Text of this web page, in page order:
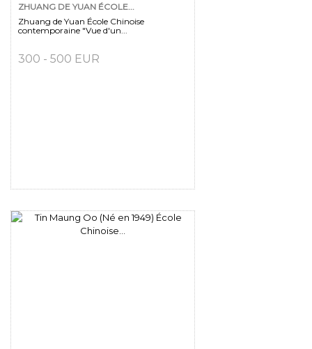
ZHUANG DE YUAN ÉCOLE...
Zhuang de Yuan École Chinoise
contemporaine "Vue d'un...
300 - 500 EUR